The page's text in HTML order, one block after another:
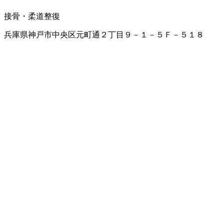
接骨・柔道整復
兵庫県神戸市中央区元町通２丁目９－１－５Ｆ－５１８